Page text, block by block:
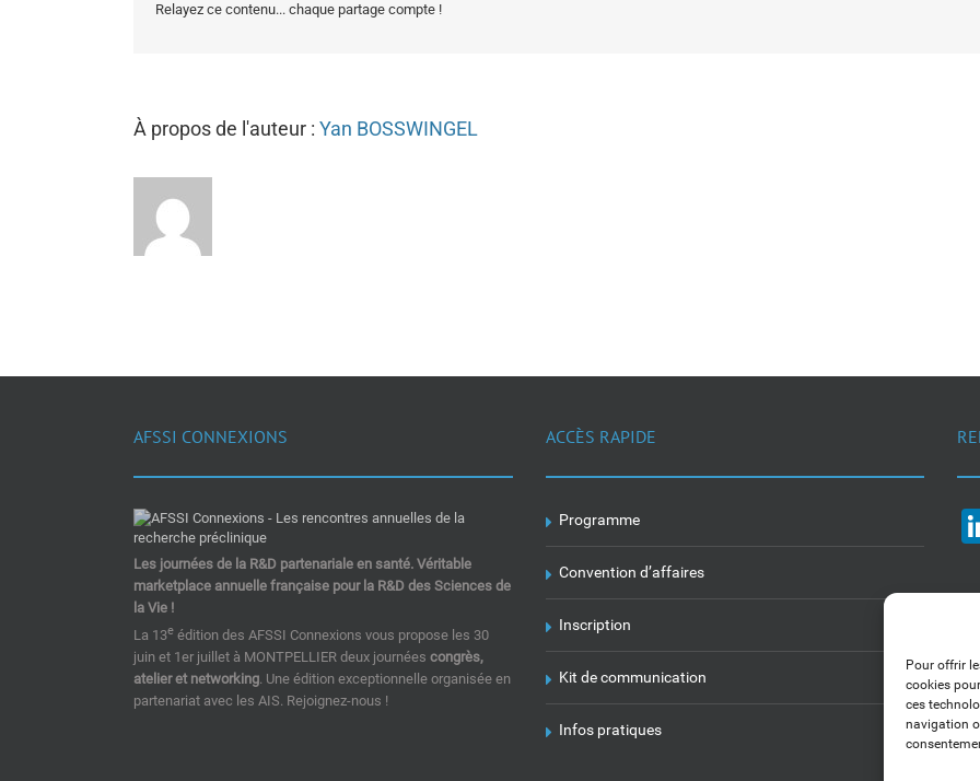
Pour offrir
cookies
ces
navigation
Relayez ce contenu... chaque partage compte !
À propos de l'auteur : Yan BOSSWINGEL
AFSSI CONNEXIONS
Les journées de la R&D partenariale en santé. Véritable
marketplace annuelle française pour la R&D des Sciences de
la Vie !
La 13e édition des AFSSI Connexions vous propose les 30
juin et 1er juillet à MONTPELLIER deux journées congrès,
atelier et networking. Une édition exceptionnelle organisée en
partenariat avec les AIS. Rejoignez-nous !
ACCÈS RAPIDE
Programme
Convention d’affaires
Inscription
Kit de communication
Infos pratiques